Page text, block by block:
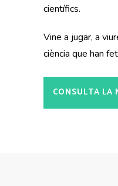
científics.
Vine a jugar, a
ciència que han
CONSULTA LA